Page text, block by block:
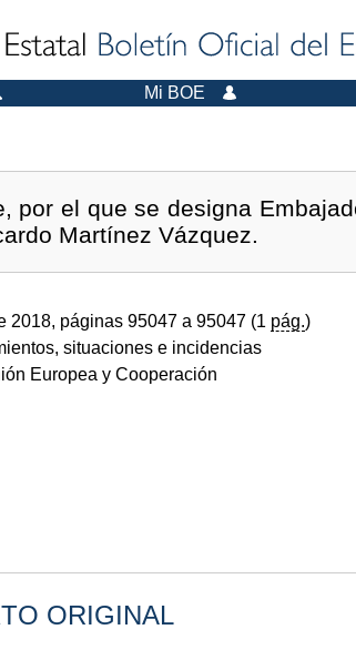
Mi BOE
por el que se designa
Martínez Vázquez.
2018, páginas 95047 a 95047 (1 pág.)
situaciones e incidencias
Europea y Cooperación
ORIGINAL